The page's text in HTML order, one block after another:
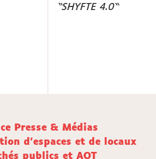
“SHYFTE 4.0“
Presse & Médias
d'espaces et de locaux
publics et AOT